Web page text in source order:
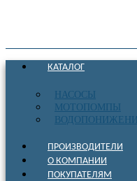
КАТАЛОГ
НАСОСЫ
МОТОПОМПЫ
ПРОИЗВОДИТЕЛИ
О КОМПАНИИ
ПОКУПАТЕЛЯМ